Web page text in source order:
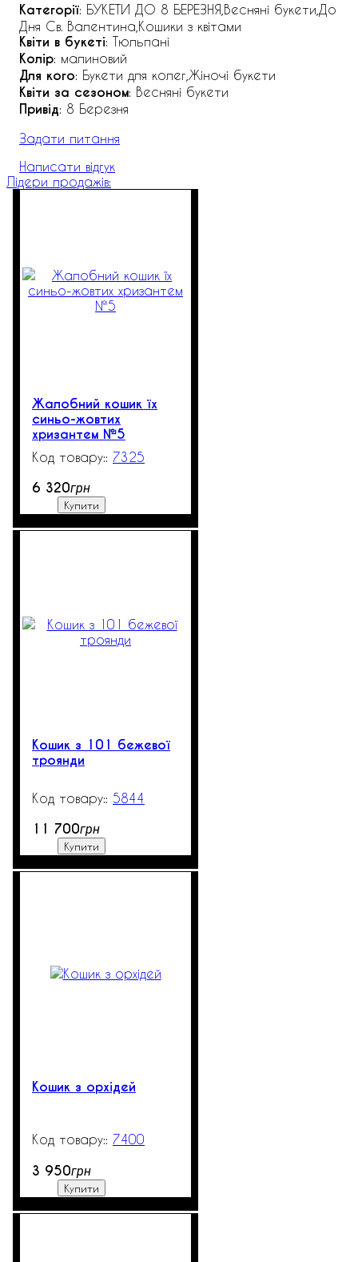
Категорії: БУКЕТИ ДО 8 БЕРЕЗНЯ,Весняні букети,До
Дня Св. Валентина,Кошики з квітами
Квіти в букеті: Тюльпані
Колір: малиновий
Для кого: Букети для колег,Жіночі букети
Квіти за сезоном: Весняні букети
Привід: 8 Березня
Задати питання
Написати відгук
Лідери продажів:
Жалобний кошик їх
синьо-жовтих
хризантем №5
7325
6 320грн
Купити
Кошик з 101 бежевої
троянди
5844
11 700грн
Купити
Кошик з орхідей
7400
3 950грн
Купити